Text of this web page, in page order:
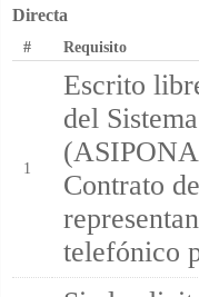
Directa
# Requisito
1
Escrito
del
Contrato
telefónico